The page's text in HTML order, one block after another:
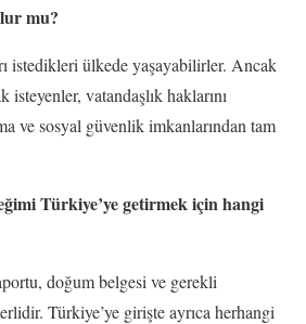
mu?
istedikleri ülkede yaşayabilirler. Ancak
vatandaşlık haklarını
ve sosyal güvenlik imkanlarından tam
Türkiye’ye getirmek için hangi
doğum belgesi ve gerekli
Türkiye’ye girişte ayrıca herhangi